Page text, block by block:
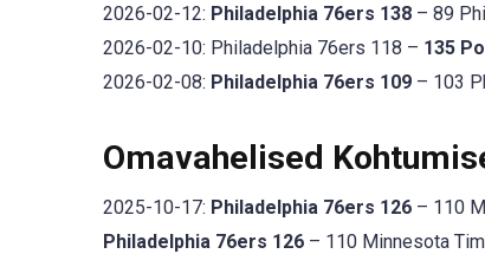
2026-02-12: Philadelphia 76ers 138 – 89
2026-02-10: Philadelphia 76ers 118 – 135
2026-02-08: Philadelphia 76ers 109 – 103
Omavahelised
2025-10-17: Philadelphia 76ers 126 – 110
Philadelphia 76ers 126 – 110 Minnesota